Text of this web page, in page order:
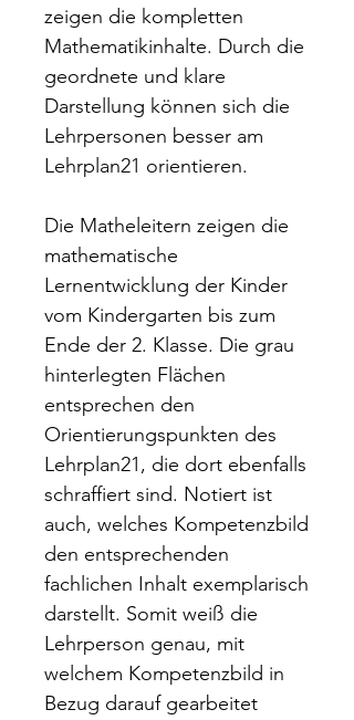
zeigen die kompletten
Mathematikinhalte. Durch die
geordnete und klare
Darstellung können sich die
Lehrpersonen besser am
Lehrplan21 orientieren.
Die Matheleitern zeigen die
mathematische
Lernentwicklung der Kinder
vom Kindergarten bis zum
Ende der 2. Klasse. Die grau
hinterlegten Flächen
entsprechen den
Orientierungspunkten des
Lehrplan21, die dort ebenfalls
schraffiert sind. Notiert ist
auch, welches Kompetenzbild
den entsprechenden
fachlichen Inhalt exemplarisch
darstellt. Somit weiß die
Lehrperson genau, mit
welchem Kompetenzbild in
Bezug darauf gearbeitet